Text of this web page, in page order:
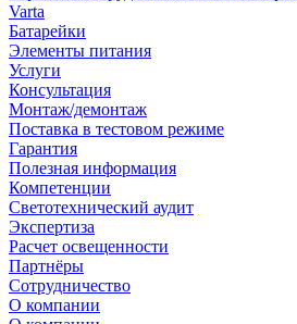
Varta
Батарейки
Элементы питания
Услуги
Консультация
Монтаж/демонтаж
Поставка в тестовом режиме
Гарантия
Полезная информация
Компетенции
Светотехнический аудит
Экспертиза
Расчет освещенности
Партнёры
Cотрудничество
О компании